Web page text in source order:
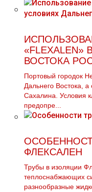
ВОСТОКА
Портовый городок
Дальнего Востока,
Сахалина. Условия
предопре...
ФЛЕКСАЛЕН
Трубы в изоляции
теплоснабжающих
разнообразные